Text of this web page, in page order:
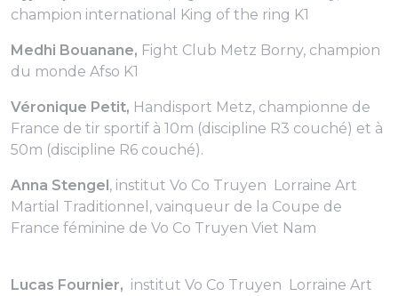
champion international King of the ring K1
Medhi Bouanane, Fight Club Metz Borny, champion
du monde Afso K1
Véronique Petit, Handisport Metz, championne de
France de tir sportif à 10m (discipline R3 couché) et à
50m (discipline R6 couché).
Anna Stengel, institut Vo Co Truyen Lorraine Art
Martial Traditionnel, vainqueur de la Coupe de
France féminine de Vo Co Truyen Viet Nam
Lucas Fournier, institut Vo Co Truyen Lorraine Art